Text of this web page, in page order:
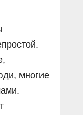
многие